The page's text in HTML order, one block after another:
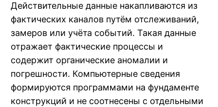
Действительные данные накапливаются из
фактических каналов путём отслеживаний,
замеров или учёта событий. Такая данные
отражает фактические процессы и
содержит органические аномалии и
погрешности. Компьютерные сведения
формируются программами на фундаменте
конструкций и не соотнесены с отдельными